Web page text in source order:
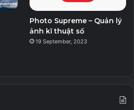
Photo Supreme – Quản lý
ảnh kĩ thuật số
19 September, 2023